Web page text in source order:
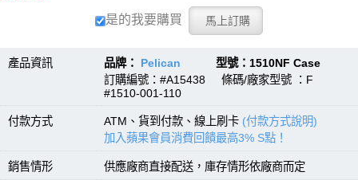
是的我要購買
產品資訊 品牌： Pelican 型號：1510NF Case
訂購編號：#A15438 條碼/廠家型號 ：F
#1510-001-110
付款方式 ATM、貨到付款、線上刷卡 (付款方式說明)
加入蘋果會員消費回饋最高3% S點！
銷售情形 供應廠商直接配送，庫存情形依廠商而定